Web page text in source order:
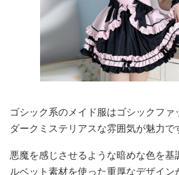
ゴシック系のメイド服はゴシックファ
ダークミステリアスな雰囲気が魅力で
悪魔を感じさせるような暗めな色を基
ルベット素材を使った重厚なデザイン